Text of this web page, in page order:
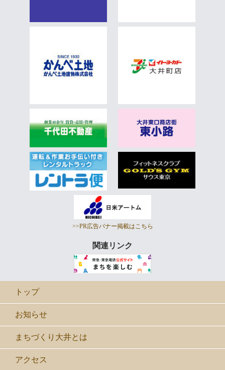
>>PR広告バナー掲載はこちら
関連リンク
トップ
お知らせ
まちづくり大井とは
アクセス